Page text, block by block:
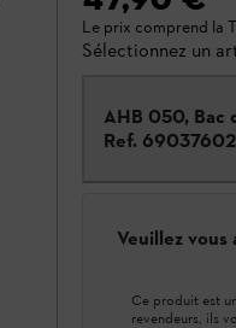
Le prix comprend la
Sélectionnez un
AHB 050, Bac
Ref.
Veuillez
Ce produit est
revendeurs, ils